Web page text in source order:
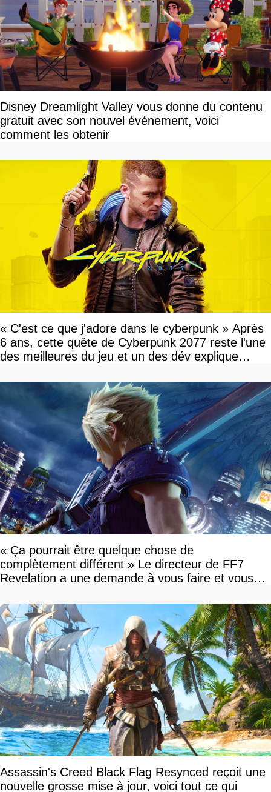
Disney Dreamlight Valley vous donne du contenu
gratuit avec son nouvel événement, voici
comment les obtenir
« C'est ce que j'adore dans le cyberpunk » Après
6 ans, cette quête de Cyberpunk 2077 reste l'une
des meilleures du jeu et un des dév explique
« Ça pourrait être quelque chose de
complètement différent » Le directeur de FF7
Revelation a une demande à vous faire et vous
Assassin's Creed Black Flag Resynced reçoit une
nouvelle grosse mise à jour, voici tout ce qui